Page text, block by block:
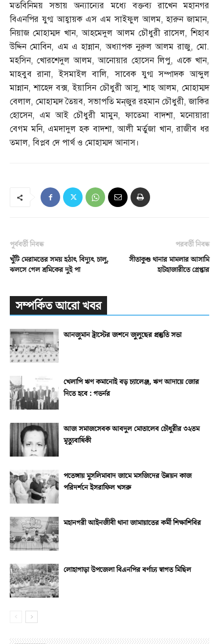
মতবিনিময় সভায় অন্যান্যের মধ্যে বক্তব্য রাখেন মহানগর
বিএনপির যুগ্ম আহ্বায়ক এস এম সাইফুল আলম,হারুন জামান,
নিয়াজ মোহাম্মদ খান,আহমেদুল আলম চৌধুরী রাসেল,শিহাব
উদ্দিন মোবিন, এম এ হান্নান,অধ্যাপক নুরুল আলম রাজু,মো.
মহসিন,খোরশেদুল আলম,আনোয়ার হোসেন লিপু, একে খান,
মাহবুব রানা,ইসমাইল বালি,সাবেক যুগ্ম সম্পাদক আব্দুল
মান্নান,শাহেদ বক্স,ইয়াসিন চৌধুরী আসু,শাহ আলম, মোহাম্মদ
বেলাল, মোহাম্মদ তৈয়ব,সভাপতি মন্‌জুর রহমান চৌধুরী,জাকির
হোসেন,এম আই চৌধুরী মামুন,ফাতেমা বাদশা,মনোয়ারা
বেগম মনি,এমদাদুল হক বাদশা,আলী মর্তুজা খান,রাজীব ধর
তমাল,বিপ্লব দে পার্থ ও মোহাম্মদ আনাস।
পূর্ববর্তী নিবন্ধ
খুঁটি মেরামতের সময় হঠাৎ বিদ্যুৎ চালু,
ঝলসে গেল শ্রমিকের দুই পা
পরবর্তী নিবন্ধ
সীতাকুণ্ড থানার মামলার আসামি
হাটহাজারীতে গ্রেপ্তার
সম্পর্কিত আরো খবর
আনজুমান ট্রাস্টের জশনে জুলুছের প্রস্তুতি সভা
খেলাপি ঋণ কমানোই বড় চ্যালেঞ্জ, ঋণ আদায়ে জোর
দিতে হবে : গভর্নর
আজ সমাজসেবক আবদুল মোতালেব চৌধুরীর ৩২তম
মৃত্যুবার্ষিকী
পতেঙ্গায় মুসলিমাবাদ জামে মসজিদের উন্নয়ন কাজ
পরিদর্শনে ইসরাফিল খসরু
মহানগরী আইনজীবী থানা জামায়াতের কর্মী শিক্ষাশিবির
লোহাগাড়া উপজেলা বিএনপির বর্ণাঢ্য স্বাগত মিছিল